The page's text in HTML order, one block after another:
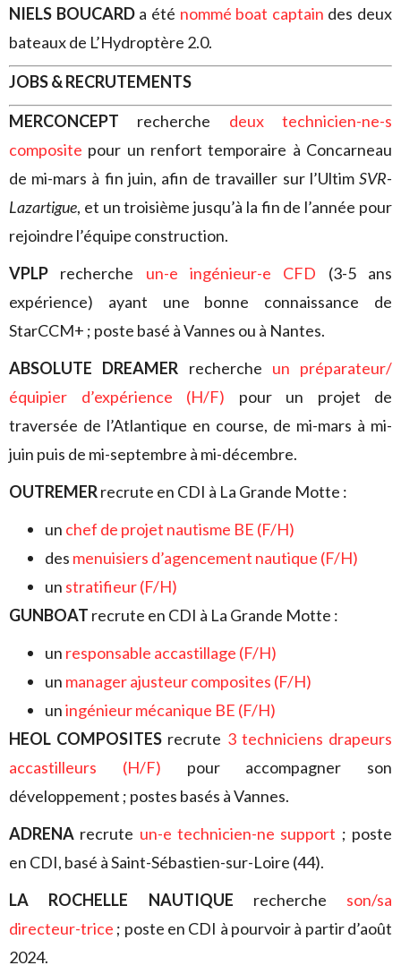
NIELS BOUCARDa été nommé boat captain des deux
bateaux de L’Hydroptère 2.0.
JOBS & RECRUTEMENTS
MERCONCEPT recherche deux technicien-ne-s
composite pour un renfort temporaire à Concarneau
de mi-mars à fin juin, afin de travailler sur l’Ultim SVR-
Lazartigue, et un troisième jusqu’à la fin de l’année pour
rejoindre l’équipe construction.
VPLP recherche un-e ingénieur-e CFD (3-5 ans
expérience) ayant une bonne connaissance de
StarCCM+ ; poste basé à Vannes ou à Nantes.
ABSOLUTE DREAMER recherche un préparateur/
équipier d’expérience (H/F) pour un projet de
traversée de l’Atlantique en course, de mi-mars à mi-
juin puis de mi-septembre à mi-décembre.
OUTREMERrecrute en CDI à La Grande Motte :
un chef de projet nautisme BE (F/H)
des menuisiers d’agencement nautique (F/H)
un stratifieur (F/H)
GUNBOAT recrute en CDI à La Grande Motte :
un responsable accastillage (F/H)
un manager ajusteur composites (F/H)
uningénieur mécanique BE (F/H)
HEOL COMPOSITES recrute 3 techniciens drapeurs
accastilleurs (H/F) pour accompagner son
développement ; postes basés à Vannes.
ADRENA recrute un-e technicien-ne support ; poste
en CDI, basé à Saint-Sébastien-sur-Loire (44).
LA ROCHELLE NAUTIQUE recherche son/sa
directeur-trice ; poste en CDI à pourvoir à partir d’août
2024.